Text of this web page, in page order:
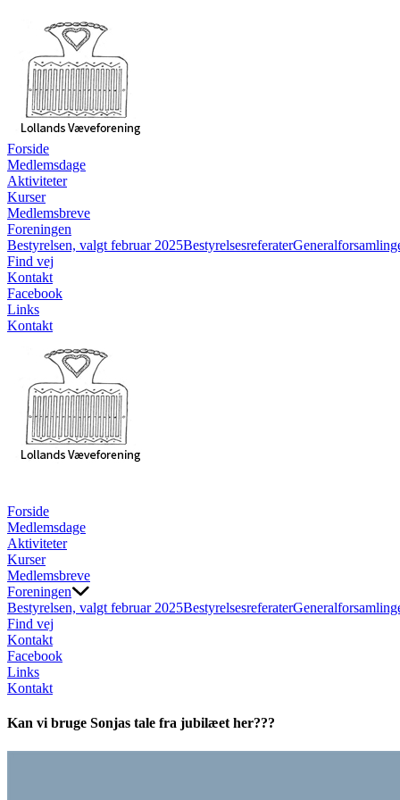
Forside
Medlemsdage
Aktiviteter
Kurser
Medlemsbreve
Foreningen
Bestyrelsen, valgt februar 2025Bestyrelsesreferater
Find vej
Kontakt
Facebook
Links
Kontakt
Forside
Medlemsdage
Aktiviteter
Kurser
Medlemsbreve
Foreningen
Bestyrelsen, valgt februar 2025Bestyrelsesreferater
Find vej
Kontakt
Facebook
Links
Kontakt
Kan vi bruge Sonjas tale fra jubilæet her???